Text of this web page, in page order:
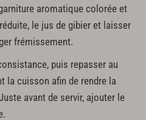
aromatique colorée et
le jus de gibier et laisser
frémissement.
puis repasser au
la cuisson afin de rendre la
avant de servir, ajouter le